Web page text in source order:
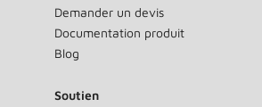
Demander un devis
Documentation produit
Blog
Soutien